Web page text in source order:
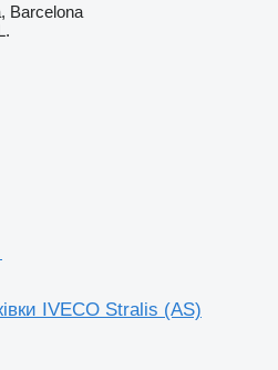
Barcelona
IVECO Stralis (AS)